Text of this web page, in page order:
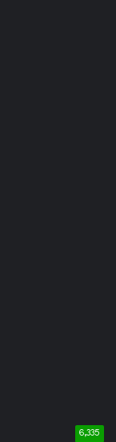
6,335